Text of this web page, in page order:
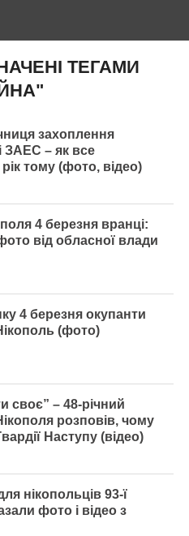
ТЕГАМИ
захоплення
ЗАЕС – як все
тому (фото, відео)
4 березня вранці:
від обласної влади
4 березня окупанти
(фото)
своє” – 48-річний
розповів, чому
Наступу (відео)
нікопольців 93-ї
фото і відео з